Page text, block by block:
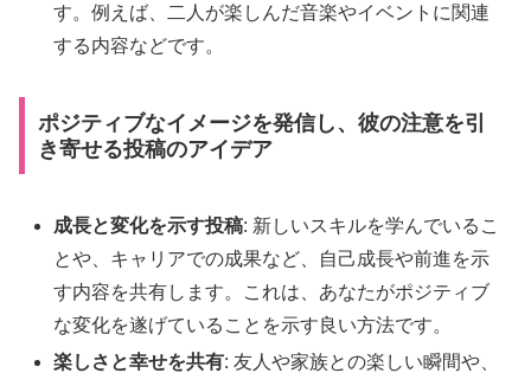
す。例えば、二人が楽しんだ音楽やイベントに関連
する内容などです。
ポジティブなイメージを発信し、彼の注意を引
き寄せる投稿のアイデア
成長と変化を示す投稿: 新しいスキルを学んでいるこ
とや、キャリアでの成果など、自己成長や前進を示
す内容を共有します。これは、あなたがポジティブ
な変化を遂げていることを示す良い方法です。
楽しさと幸せを共有: 友人や家族との楽しい瞬間や、